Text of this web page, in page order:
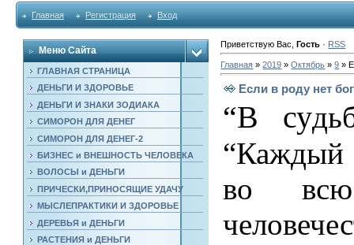
Главная Регистрация Вход
Меню Сайта
ГЛАВНАЯ СТРАНИЦА
ДЕНЬГИ И ЗДОРОВЬЕ
ДЕНЬГИ И ЗНАКИ ЗОДИАКА
СИМОРОН ДЛЯ ДЕНЕГ
СИМОРОН ДЛЯ ДЕНЕГ-2
БИЗНЕС и ВНЕШНОСТЬ ЧЕЛОВЕКА
ВОЛОСЫ и ДЕНЬГИ
ПРИЧЕСКИ,ПРИНОСЯЩИЕ УДАЧУ
МЫСЛЕПРАКТИКИ И ЗДОРОВЬЕ
ДЕРЕВЬЯ и ДЕНЬГИ
РАСТЕНИЯ и ДЕНЬГИ
Приветствую Вас ,Гость · RSS
Главная »2019 » Октябрь » 9 »
Если в роду нет
“В су
“Каждый
во всю